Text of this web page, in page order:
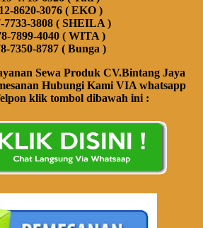
8620-3076 ( EKO )
7733-3808 ( SHEILA )
7899-4040 ( WITA )
7350-8787 ( Bunga )
Sewa Produk CV.Bintang Jaya
Hubungi Kami VIA whatsapp
klik tombol dibawah ini :